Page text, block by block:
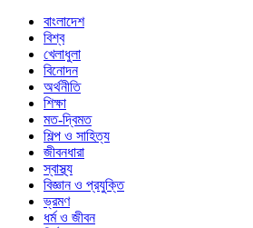
বাংলাদেশ
বিশ্ব
খেলাধুলা
বিনোদন
অর্থনীতি
শিক্ষা
মত-দ্বিমত
শিল্প ও সাহিত্য
জীবনধারা
স্বাস্থ্য
বিজ্ঞান ও প্রযুক্তি
ভ্রমণ
ধর্ম ও জীবন